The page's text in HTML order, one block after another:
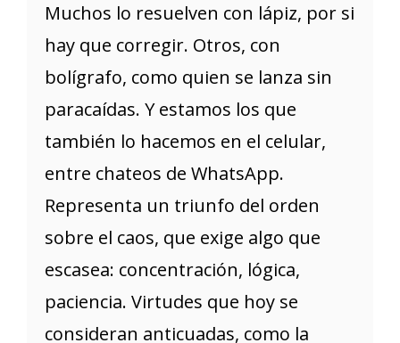
Muchos lo resuelven con lápiz, por si
hay que corregir. Otros, con
bolígrafo, como quien se lanza sin
paracaídas. Y estamos los que
también lo hacemos en el celular,
entre chateos de WhatsApp.
Representa un triunfo del orden
sobre el caos, que exige algo que
escasea: concentración, lógica,
paciencia. Virtudes que hoy se
consideran anticuadas, como la